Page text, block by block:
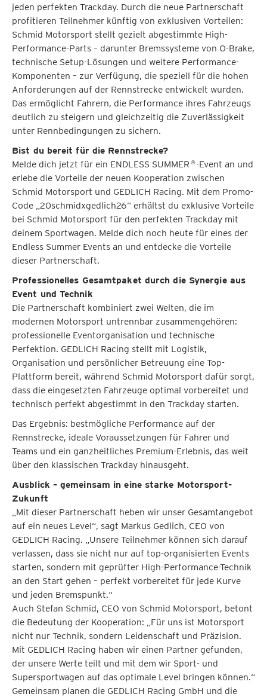
jeden perfekten Trackday. Durch die neue Partnerschaft
profitieren Teilnehmer künftig von exklusiven Vorteilen:
Schmid Motorsport stellt gezielt abgestimmte High-
Performance-Parts – darunter Bremssysteme von O-Brake,
technische Setup-Lösungen und weitere Performance-
Komponenten – zur Verfügung, die speziell für die hohen
Anforderungen auf der Rennstrecke entwickelt wurden.
Das ermöglicht Fahrern, die Performance ihres Fahrzeugs
deutlich zu steigern und gleichzeitig die Zuverlässigkeit
unter Rennbedingungen zu sichern.
Bist du bereit für die Rennstrecke?
Melde dich jetzt für ein ENDLESS SUMMER ®-Event an und
erlebe die Vorteile der neuen Kooperation zwischen
Schmid Motorsport und GEDLICH Racing. Mit dem Promo-
Code „20schmidxgedlich26” erhältst du exklusive Vorteile
bei Schmid Motorsport für den perfekten Trackday mit
deinem Sportwagen. Melde dich noch heute für eines der
Endless Summer Events an und entdecke die Vorteile
dieser Partnerschaft.
Professionelles Gesamtpaket durch die Synergie aus
Event und Technik
Die Partnerschaft kombiniert zwei Welten, die im
modernen Motorsport untrennbar zusammengehören:
professionelle Eventorganisation und technische
Perfektion. GEDLICH Racing stellt mit Logistik,
Organisation und persönlicher Betreuung eine Top-
Plattform bereit, während Schmid Motorsport dafür sorgt,
dass die eingesetzten Fahrzeuge optimal vorbereitet und
technisch perfekt abgestimmt in den Trackday starten.
Das Ergebnis: bestmögliche Performance auf der
Rennstrecke, ideale Voraussetzungen für Fahrer und
Teams und ein ganzheitliches Premium-Erlebnis, das weit
über den klassischen Trackday hinausgeht.
Ausblick – gemeinsam in eine starke Motorsport-
Zukunft
„Mit dieser Partnerschaft heben wir unser Gesamtangebot
auf ein neues Level“, sagt Markus Gedlich, CEO von
GEDLICH Racing. „Unsere Teilnehmer können sich darauf
verlassen, dass sie nicht nur auf top-organisierten Events
starten, sondern mit geprüfter High-Performance-Technik
an den Start gehen – perfekt vorbereitet für jede Kurve
und jeden Bremspunkt.“
Auch Stefan Schmid, CEO von Schmid Motorsport, betont
die Bedeutung der Kooperation: „Für uns ist Motorsport
nicht nur Technik, sondern Leidenschaft und Präzision.
Mit GEDLICH Racing haben wir einen Partner gefunden,
der unsere Werte teilt und mit dem wir Sport- und
Supersportwagen auf das optimale Level bringen können.“
Gemeinsam planen die GEDLICH Racing GmbH und die